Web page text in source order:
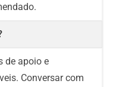
de apoio e
Conversar com